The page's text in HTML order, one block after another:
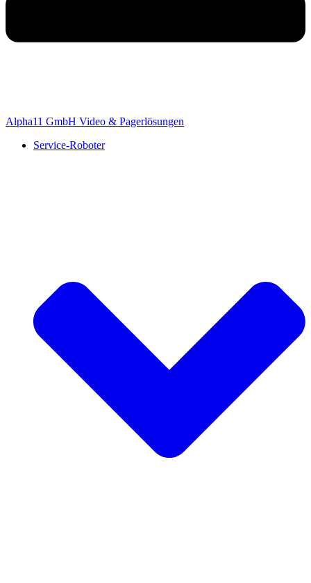
Alpha11 GmbH Video & Pagerlösungen
Service-Roboter